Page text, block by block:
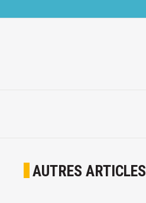
AUTRES ARTICLES